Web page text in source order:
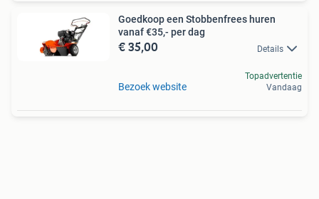
Goedkoop een Stobbenfrees huren
vanaf €35,- per dag
€ 35,00 Details
Bezoek website
Topadvertentie
Vandaag